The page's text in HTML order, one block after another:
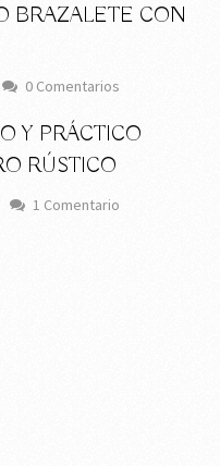
BRAZALETE CON
0 Comentarios
Y PRÁCTICO
RÚSTICO
1 Comentario